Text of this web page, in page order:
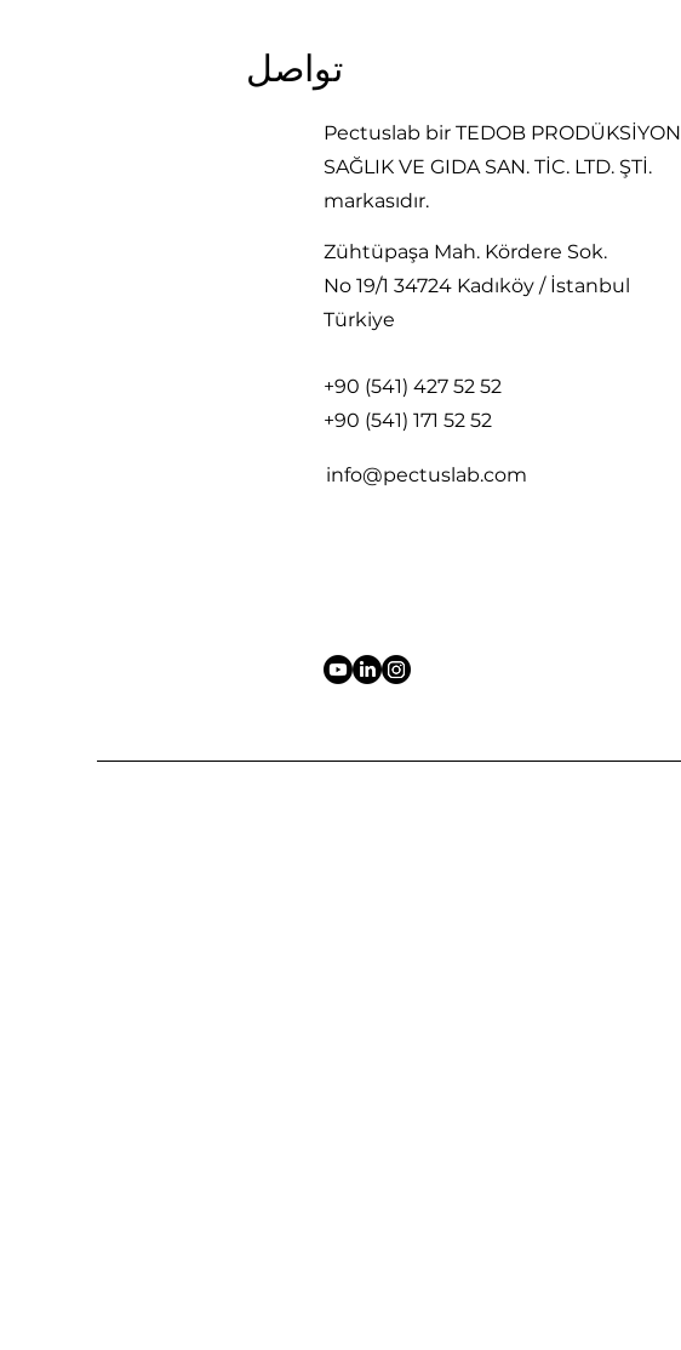
كيف يُصنَع جهاز تقويم الصدر
الجؤجؤي؟ الشفافية وضبط
تواصل
Pectuslab bir TEDOB PRODÜKSİYON
SAĞLIK VE GIDA SAN. TİC. LTD. ŞTİ.
markasıdır.
Zühtüpaşa Mah. Kördere Sok.
No 19/1 34724 Kadıköy / İstanbul
Türkiye
+90 (541) 427 52 52
+90 (541) 171 52 52
info@pectuslab.com